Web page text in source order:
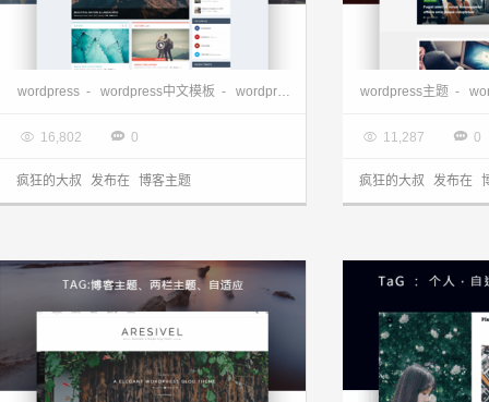
wordpress博客主题、杂志主题-Extra
wordpress - wordpress中文模板 - wordpress主题 wordpress免费主题 -
 16,802  0
疯狂的大叔 发布在 博客主题
wordpress杂志主
wordpress主题 -
 11,287  0
疯狂的大叔 发布在